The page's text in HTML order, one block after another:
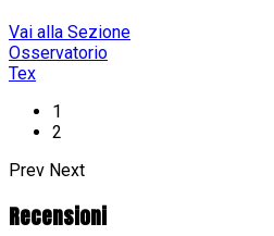
Vai alla Sezione
Osservatorio
Tex
1
2
Prev Next
Recensioni